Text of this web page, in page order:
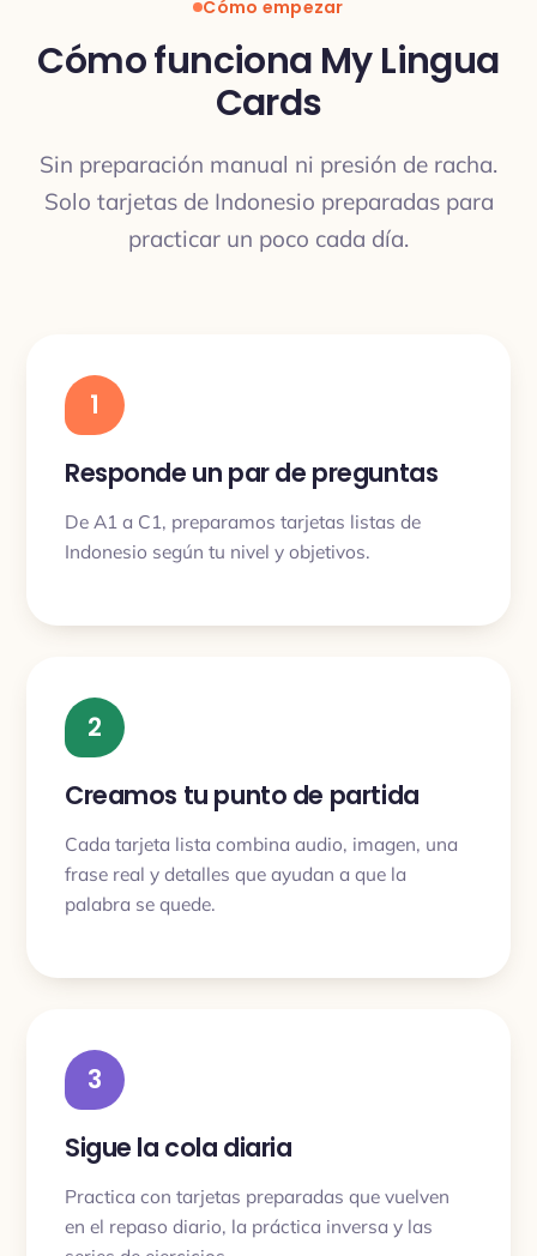
Cómo empezar
Cómo funciona My Lingua
Cards
Sin preparación manual ni presión de racha.
Solo tarjetas de Indonesio preparadas para
practicar un poco cada día.
1
Responde un par de preguntas
De A1 a C1, preparamos tarjetas listas de
Indonesio según tu nivel y objetivos.
2
Creamos tu punto de partida
Cada tarjeta lista combina audio, imagen, una
frase real y detalles que ayudan a que la
palabra se quede.
3
Sigue la cola diaria
Practica con tarjetas preparadas que vuelven
en el repaso diario, la práctica inversa y las